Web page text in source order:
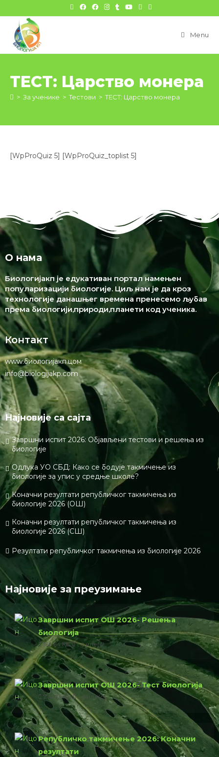
Menu
ТЕСТ: Царство монера
> За ученике > Тестови > ТЕСТ: Царство монера
[WpProQuiz 5] [WpProQuiz_toplist 5]
О нама
Биологијакп је едукативан портал намењен
популаризацији биологије. Циљ нам је да кроз
технологије данашњег времена пренесемо љубав
према биологији,природи,планети код ученика.
Контакт
www.биологијакп.цом
info@biologijakp.com
Најновије са сајта
Завршни испит 2026: Објављени тестови и решења из
биологије
Одлука УО СБД: Како се бодује такмичење из
биологије за упис у средње школе?
Коначни резултати републичког такмичења из
биологије 2026 (ОШ)
Коначни резултати републичког такмичења из
биологије 2026 (СШ)
Резултати републичког такмичења из биологије 2026
Најновије за преузимање
Завршни испит ОШ 2026- Решења
биологија
166.64 КБ 1 филе(с)
Завршни испит ОШ 2026- Тест биологија
774.23 КБ 1 филе(с)
Републичко такмичење 2026: Коначни
резултати